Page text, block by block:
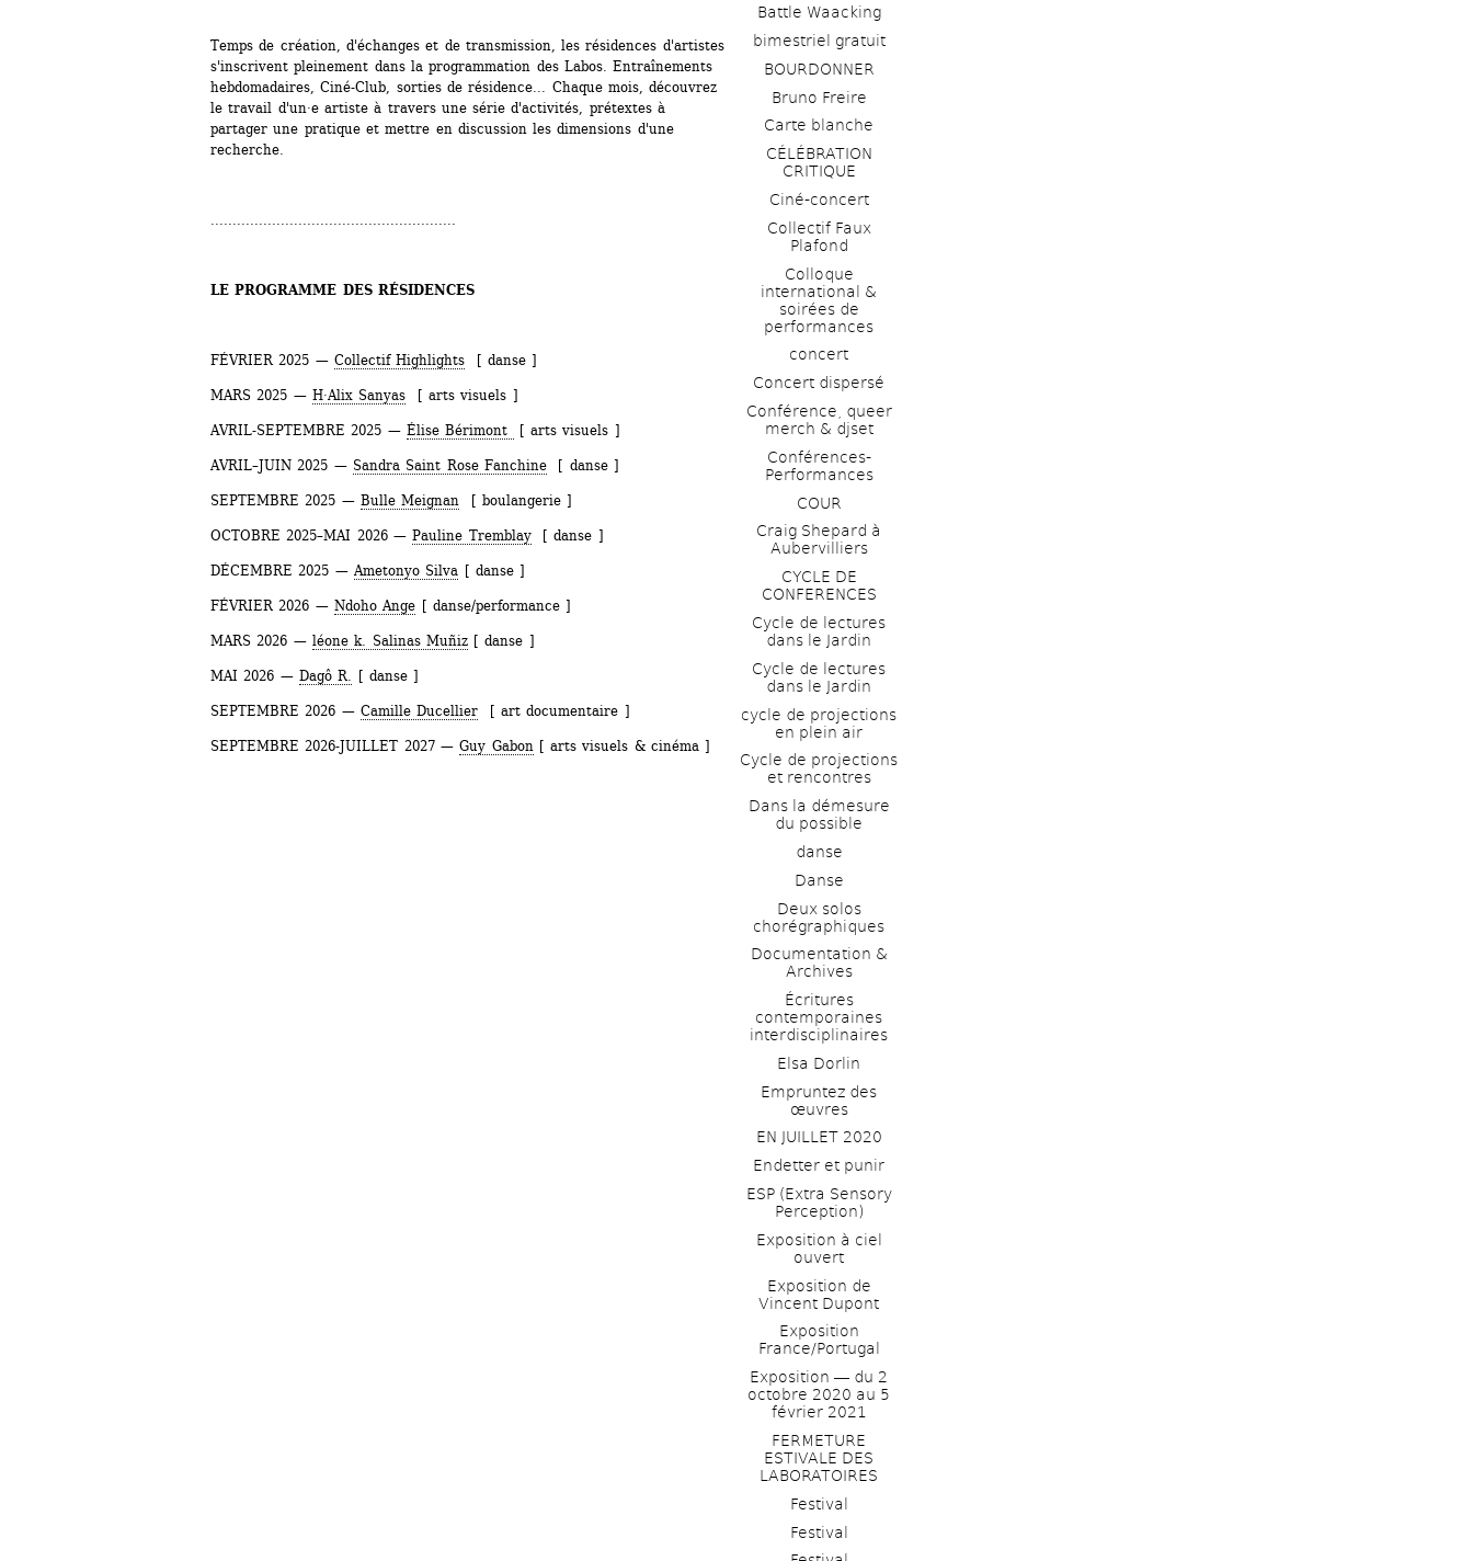
Temps de création, d'échanges et de transmission, les résidences d'artistes
s'inscrivent pleinement dans la programmation des Labos. Entraînements
hebdomadaires, Ciné-Club, sorties de résidence... Chaque mois, découvrez
le travail d'un·e artiste à travers une série d'activités, prétextes à
partager une pratique et mettre en discussion les dimensions d'une
recherche.
........................................................
LE PROGRAMME DES RÉSIDENCES
FÉVRIER 2025 — Collectif Highlights [ danse ]
MARS 2025 — H·Alix Sanyas [ arts visuels ]
AVRIL-SEPTEMBRE 2025 — Élise Bérimont [ arts visuels ]
AVRIL–JUIN 2025 — Sandra Saint Rose Fanchine[ danse ]
SEPTEMBRE 2025 — Bulle Meignan [ boulangerie ]
OCTOBRE 2025–MAI 2026 — Pauline Tremblay[ danse ]
DÉCEMBRE 2025 — Ametonyo Silva [ danse ]
FÉVRIER 2026 — Ndoho Ange [ danse/performance ]
MARS 2026 — léone k. Salinas Muñiz[ danse ]
MAI 2026 — Dagô R. [ danse ]
SEPTEMBRE 2026 — Camille Ducellier [ art documentaire ]
SEPTEMBRE 2026-JUILLET 2027 — Guy Gabon[ arts visuels & cinéma ]
Battle Waacking
bimestriel gratuit
BOURDONNER
Bruno Freire
Carte blanche
CÉLÉBRATION
CRITIQUE
Ciné-concert
Collectif Faux
Plafond
Colloque
international &
soirées de
performances
concert
Concert dispersé
Conférence, queer
merch & djset
Conférences-
Performances
COUR
Craig Shepard à
Aubervilliers
CYCLE DE
CONFERENCES
Cycle de lectures
dans le Jardin
Cycle de lectures
dans le Jardin
cycle de projections
en plein air
Cycle de projections
et rencontres
Dans la démesure
du possible
danse
Danse
Deux solos
chorégraphiques
Documentation &
Archives
Écritures
contemporaines
interdisciplinaires
Elsa Dorlin
Empruntez des
œuvres
EN JUILLET 2020
Endetter et punir
ESP (Extra Sensory
Perception)
Exposition à ciel
ouvert
Exposition de
Vincent Dupont
Exposition
France/Portugal
Exposition ― du 2
octobre 2020 au 5
février 2021
FERMETURE
ESTIVALE DES
LABORATOIRES
Festival
Festival